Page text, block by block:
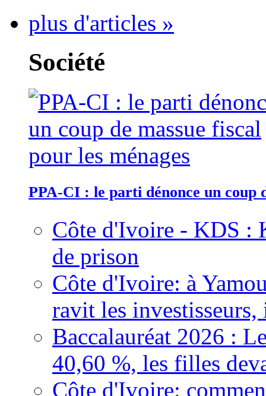
plus d'articles »
Société
PPA-CI : le parti dénonce un coup
Côte d'Ivoire - KDS :
de prison
Côte d'Ivoire: à
ravit les
Baccalauréat 2026 :
40,60 %, les filles
Côte d'Ivoire: